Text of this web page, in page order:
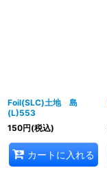
Foil(SLC)土地 島
(L)553
150円(税込)
カートに入れる